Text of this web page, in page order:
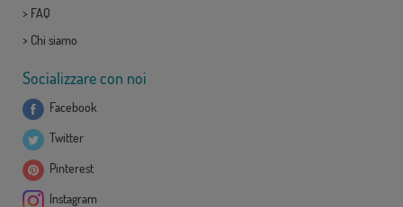
> FAQ
> Chi siamo
Socializzare con noi
Facebook
Twitter
Pinterest
Instagram